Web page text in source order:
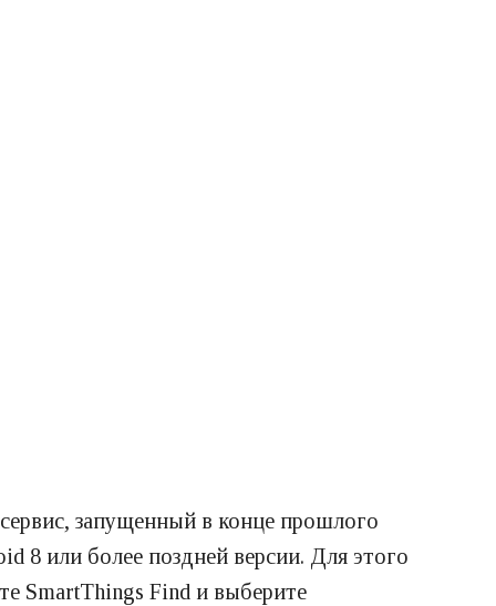
запущенный в конце прошлого
8 или более поздней версии. Для этого
SmartThings Find и выберите